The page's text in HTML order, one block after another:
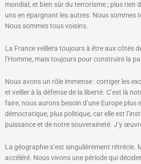
mondial, et bien sûr du terrorisme ; plus rien
uns en épargnant les autres. Nous sommes
Nous sommes tous voisins.
La France veillera toujours à être aux côtés
l’Homme, mais toujours pour construire la
Nous avons un rôle immense : corriger les
et veiller à la défense de la liberté. C’est là
faire, nous aurons besoin d’une Europe plus
démocratique, plus politique, car elle est
puissance et de notre souveraineté. J’y
La géographie s’est singulièrement rétrécie.
accéléré. Nous vivons une période qui